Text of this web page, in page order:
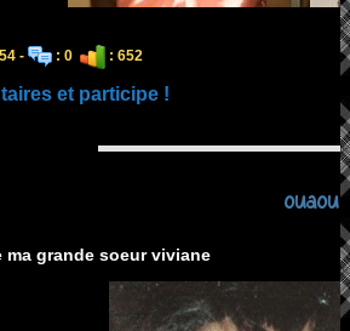
- : 0 : 652
et participe !
ouaou
grande soeur viviane